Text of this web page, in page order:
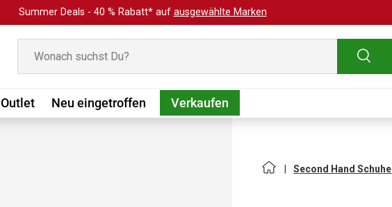
Summer Deals - 40 % Rabatt* auf ausgewählte Marken
Suchen
Outlet Neu eingetroffen Verkaufen
Second Hand Schuhe